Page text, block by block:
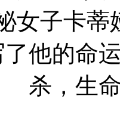
女子卡蒂
他的命
杀，生